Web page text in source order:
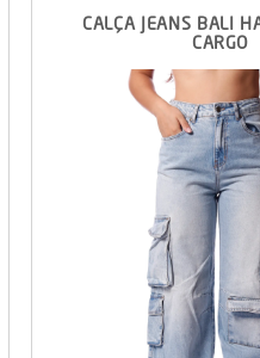
CALÇA JEANS BALI
CARGO